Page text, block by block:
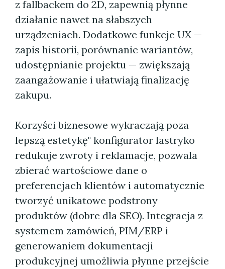
z fallbackem do 2D, zapewnią płynne
działanie nawet na słabszych
urządzeniach. Dodatkowe funkcje UX —
zapis historii, porównanie wariantów,
udostępnianie projektu — zwiększają
zaangażowanie i ułatwiają finalizację
zakupu.
Korzyści biznesowe wykraczają poza
lepszą estetykę" konfigurator lastryko
redukuje zwroty i reklamacje, pozwala
zbierać wartościowe dane o
preferencjach klientów i automatycznie
tworzyć unikatowe podstrony
produktów (dobre dla SEO). Integracja z
systemem zamówień, PIM/ERP i
generowaniem dokumentacji
produkcyjnej umożliwia płynne przejście